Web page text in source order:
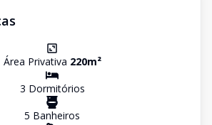
Área Privativa 220m²
3 Dormitórios
5 Banheiros